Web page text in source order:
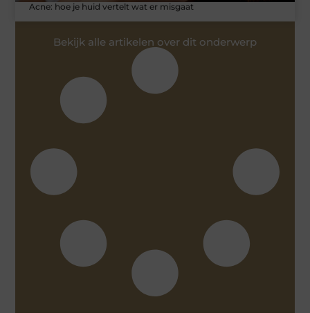
Acne: hoe je huid vertelt wat er misgaat
Bekijk alle artikelen over dit onderwerp